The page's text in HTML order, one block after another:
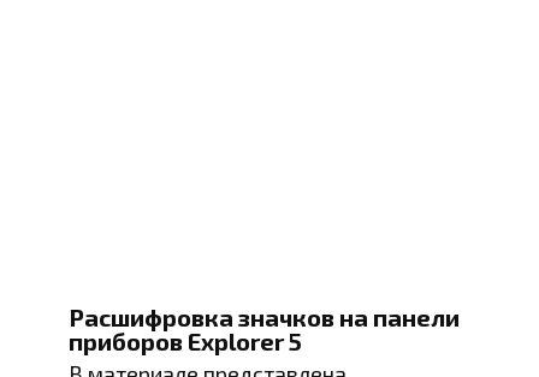
Расшифровка значков на панели
приборов Explorer 5